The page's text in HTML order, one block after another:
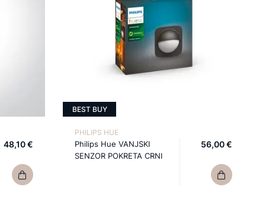
48,10 €
BEST BUY
PHILIPS HUE
Philips Hue VANJSKI
SENZOR POKRETA CRNI
56,00 €